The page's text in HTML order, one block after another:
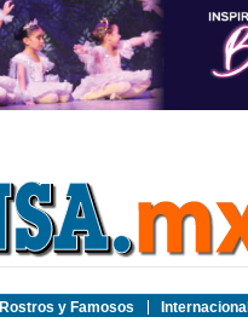
Rostros y Famosos Internacional